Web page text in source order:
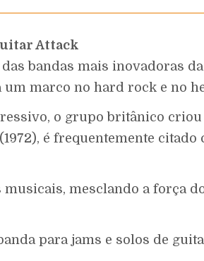
Attack
das bandas mais inovadoras
marco no hard rock e no
o grupo britânico
é frequentemente
musicais, mesclando a força
para jams e solos de